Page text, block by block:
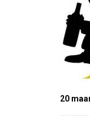
20